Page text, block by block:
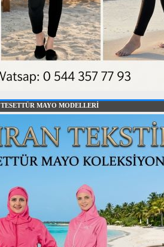
TESETTÜR MAYO MODELLERİ